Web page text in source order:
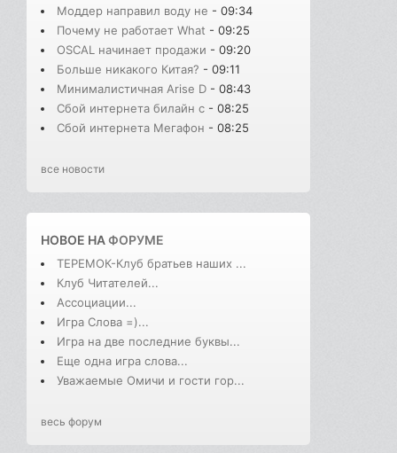
Моддер направил воду не - 09:34
Почему не работает What - 09:25
OSCAL начинает продажи - 09:20
Больше никакого Китая? - 09:11
Минималистичная Arise D - 08:43
Сбой интернета билайн с - 08:25
Сбой интернета Мегафон - 08:25
все новости
НОВОЕ НАФОРУМЕ
ТЕРЕМОК-Клуб братьев наших ...
Клуб Читателей...
Ассоциации...
Игра Слова =)...
Игра на две последние буквы...
Еще одна игра слова...
Уважаемые Омичи и гости гор...
весь форум